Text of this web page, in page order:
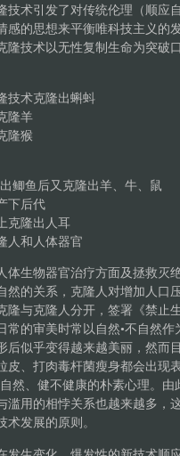
技术引发了对传统伦理（顺应
感的思想来平衡唯科技主义的
隆技术以无性复制生命为突破
技术克隆出蝌蚪
隆羊
隆猴
鲫鱼后又克隆出羊、牛、鼠
下后代
克隆出人耳
人和人体器官
体生物器官治疗方面及拯救灭
然的关系，克隆人对增加人口
隆与克隆人分开，签署《禁止
常的审美时常以自然•不自然
后似乎变得越来越美丽，然而
皮、打肉毒杆菌瘦身都会出现
然、健不健康的朴素心理。
滥用的相悖关系也越来越多，
术发展的原则。